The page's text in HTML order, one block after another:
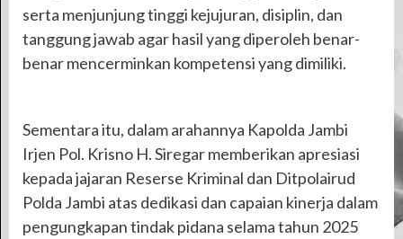
serta menjunjung tinggi kejujuran, disiplin, dan
tanggung jawab agar hasil yang diperoleh benar-
benar mencerminkan kompetensi yang dimiliki.
Sementara itu, dalam arahannya Kapolda Jambi
Irjen Pol. Krisno H. Siregar memberikan apresiasi
kepada jajaran Reserse Kriminal dan Ditpolairud
Polda Jambi atas dedikasi dan capaian kinerja dalam
pengungkapan tindak pidana selama tahun 2025